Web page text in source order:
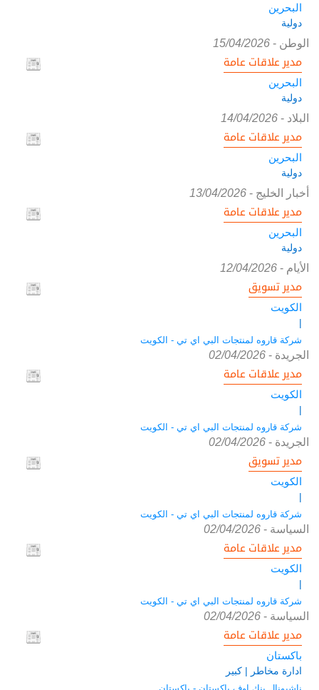
البحرين
دولية
الوطن -
15/04/2026
مدير علاقات عامة
البحرين
دولية
البلاد -
14/04/2026
مدير علاقات عامة
البحرين
دولية
أخبار الخليج -
13/04/2026
مدير علاقات عامة
البحرين
دولية
الأيام -
12/04/2026
مدير تسويق
الكويت
|
شركة قاروه لمنتجات البي اي تي - الكويت
الجريدة -
02/04/2026
مدير علاقات عامة
الكويت
|
شركة قاروه لمنتجات البي اي تي - الكويت
الجريدة -
02/04/2026
مدير تسويق
الكويت
|
شركة قاروه لمنتجات البي اي تي - الكويت
السياسة -
02/04/2026
مدير علاقات عامة
الكويت
|
شركة قاروه لمنتجات البي اي تي - الكويت
السياسة -
02/04/2026
مدير علاقات عامة
باكستان
ادارة مخاطر | كبير